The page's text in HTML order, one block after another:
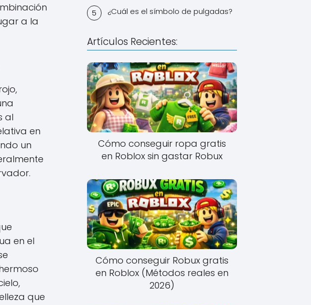
a la
al
en
un
en el
que
¿Cuál es el símbolo de pulgadas?
Artículos Recientes:
Cómo conseguir ropa gratis
en Roblox sin gastar Robux
Cómo conseguir Robux gratis
en Roblox (Métodos reales en
2026)